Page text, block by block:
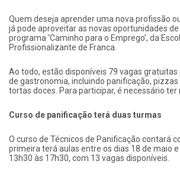
Quem deseja aprender uma nova profissão
já pode aproveitar as novas oportunidades
programa ‘Caminho para o Emprego’, da
Profissionalizante de Franca.
Ao todo, estão disponíveis 79 vagas
de gastronomia, incluindo panificação, pizzas
tortas doces. Para participar, é necessário ter
Curso de panificação terá duas turmas
O curso de Técnicos de Panificação contará
primeira terá aulas entre os dias 18 de maio e
13h30 às 17h30, com 13 vagas disponíveis.